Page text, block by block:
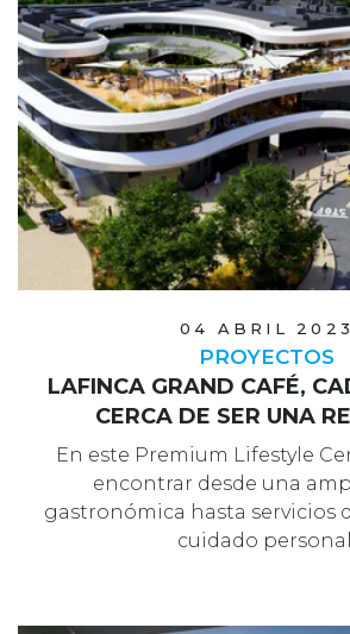
04 ABRIL 2023
PROYECTOS
LAFINCA GRAND CAFÉ,
CERCA DE SER UNA
En este Premium Lifestyle
encontrar desde una
gastronómica hasta servicios
cuidado